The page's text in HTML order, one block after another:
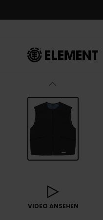
Produktinformation
VIDEO ANSEHEN